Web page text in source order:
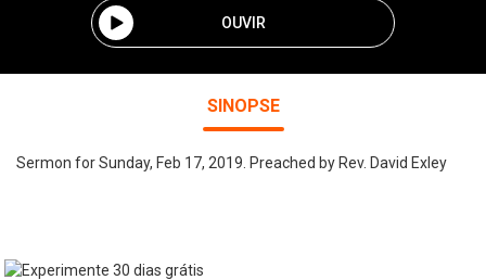
OUVIR
SINOPSE
Sermon for Sunday, Feb 17, 2019. Preached by Rev. David Exley